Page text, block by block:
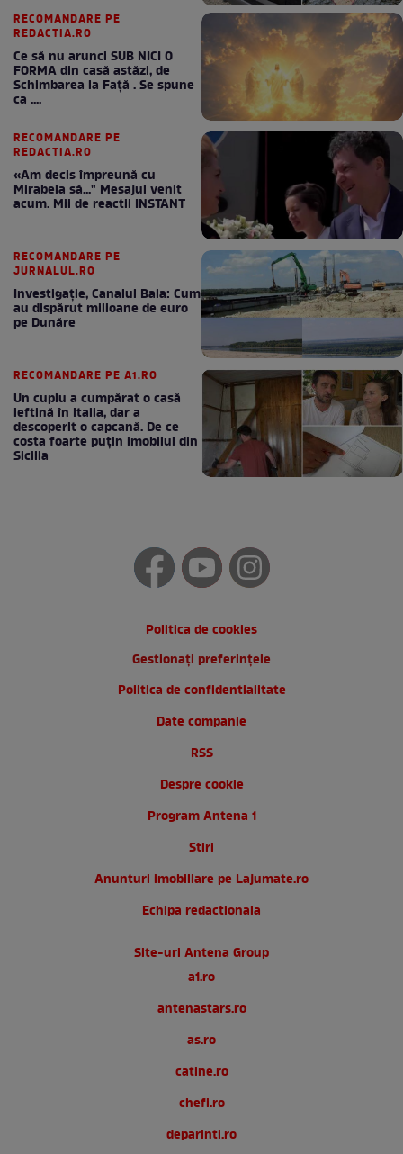
RECOMANDARE PE
REDACTIA.RO
Ce să nu arunci SUB NICI O
FORMA din casă astăzi, de
Schimbarea la Față . Se spune
ca ....
RECOMANDARE PE
REDACTIA.RO
«Am decis împreună cu
Mirabela să..." Mesajul venit
acum. Mii de reactii INSTANT
RECOMANDARE PE
JURNALUL.RO
Investigație, Canalul Bala: Cum
au dispărut milioane de euro
pe Dunăre
RECOMANDARE PE A1.RO
Un cuplu a cumpărat o casă
ieftină în Italia, dar a
descoperit o capcană. De ce
costa foarte puțin imobilul din
Sicilia
Politica de cookies
Gestionați preferințele
Politica de confidentialitate
Date companie
RSS
Despre cookie
Program Antena 1
Stiri
Anunturi imobiliare pe Lajumate.ro
Echipa redactionala
Site-uri Antena Group
a1.ro
antenastars.ro
as.ro
catine.ro
chefi.ro
deparinti.ro